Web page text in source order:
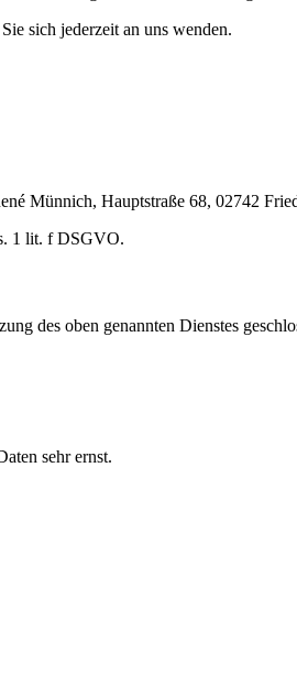
sich jederzeit an uns wenden.
Münnich, Hauptstraße 68, 02742
1 lit. f DSGVO.
des oben genannten Dienstes
sehr ernst.